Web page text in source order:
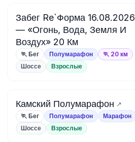
Забег Re`Форма 16.08.2026
— «Огонь, Вода, Земля И
Воздух» 20 Км
🏃 Бег Полумарафон 🏃 20 км
Шоссе Взрослые
Камский Полумарафон
🏃 Бег Полумарафон Марафон
Шоссе
Взрослые